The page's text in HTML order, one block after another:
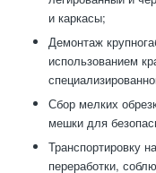
и каркасы;
Демонтаж
использованием
Сбор мелких
мешки для
Транспортировку
переработки,